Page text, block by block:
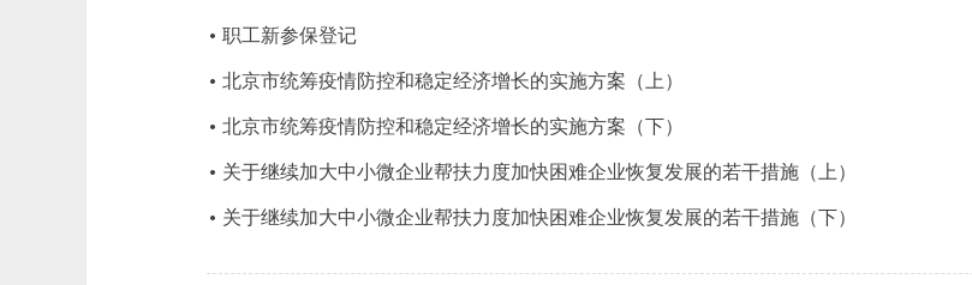
职工新参保登记
北京市统筹疫情防控和稳定经济增长的实施方案（上）
北京市统筹疫情防控和稳定经济增长的实施方案（下）
关于继续加大中小微企业帮扶力度加快困难企业恢复发展的若干措施（上）
关于继续加大中小微企业帮扶力度加快困难企业恢复发展的若干措施（下）